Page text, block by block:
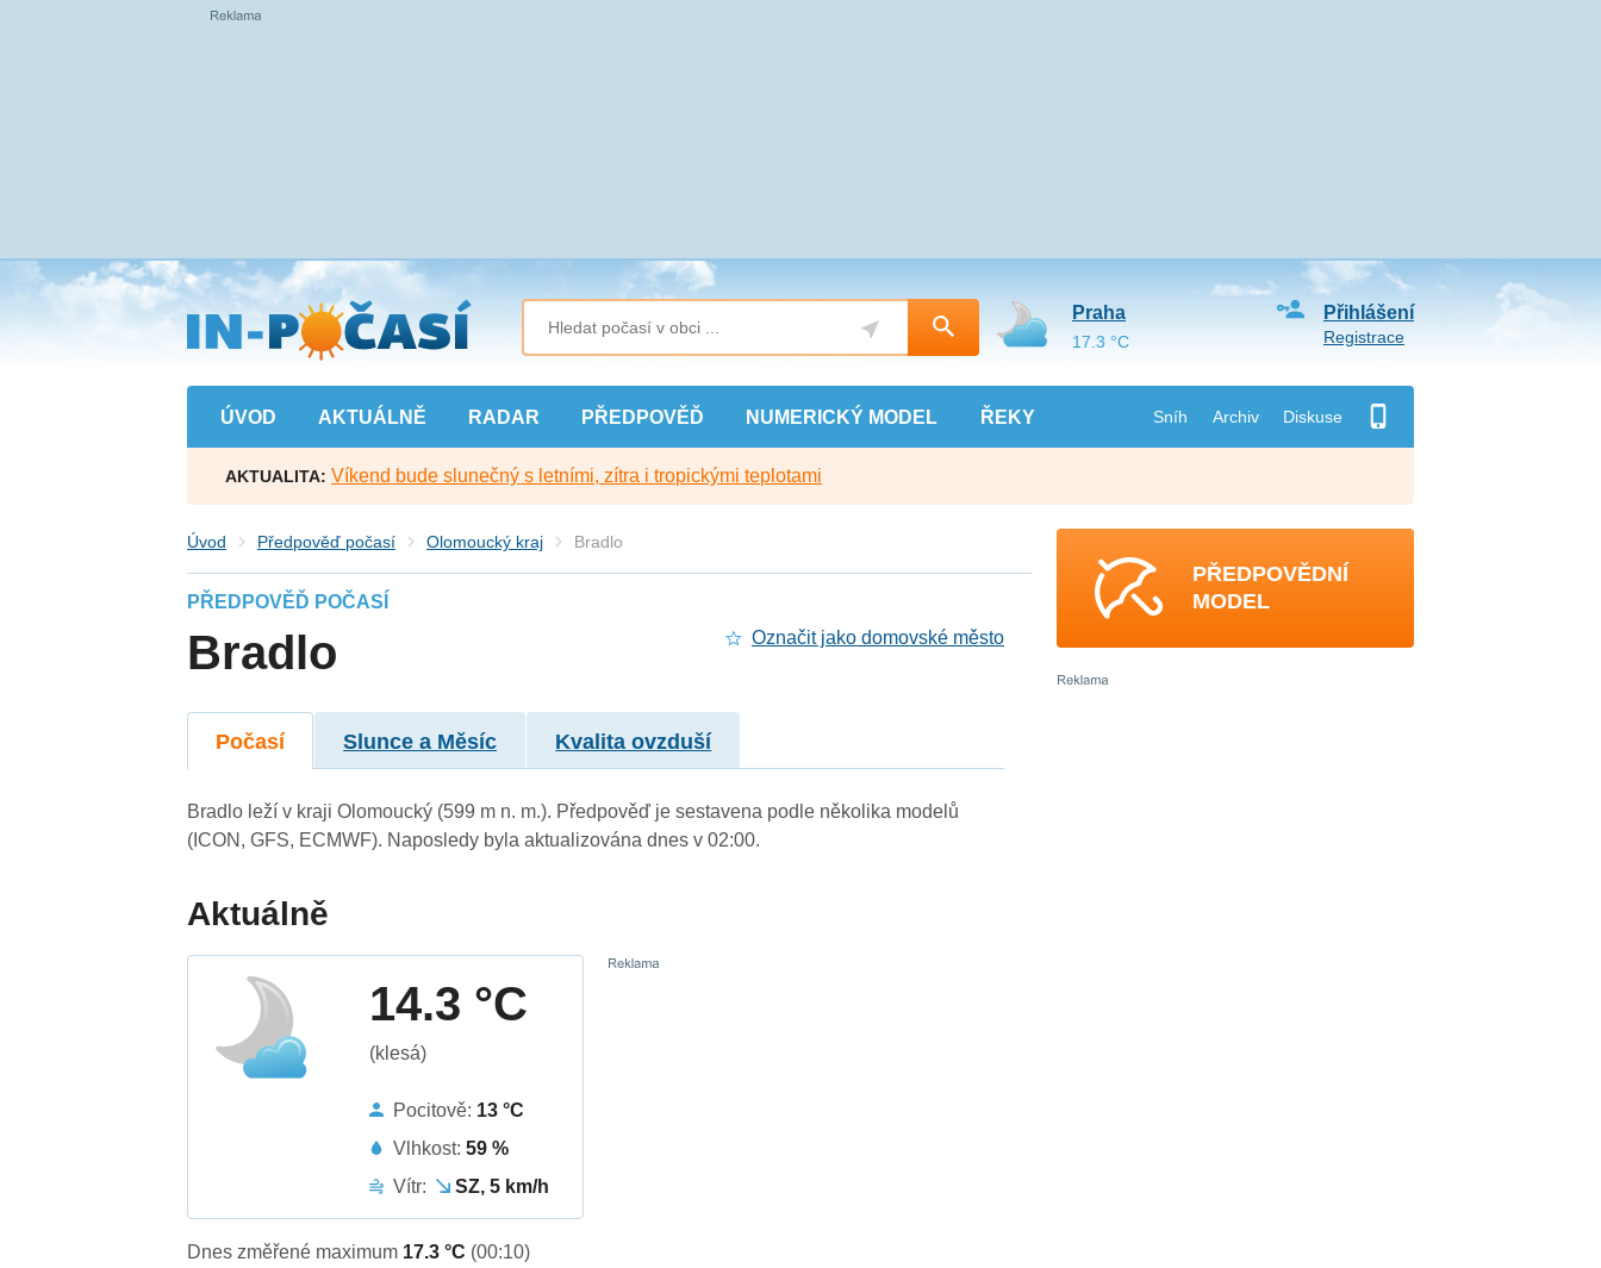
Přejít
na
hlavní
obsah
ÚVOD AKTUÁLNĚ RADAR PŘEDPOVĚĎ NUMERICKÝ MODEL ŘEKY Sníh Archiv Diskuse
Přihlášení
Registrace
Praha
17.3 °C
AKTUALITA: Víkend bude slunečný s letními, zítra i tropickými teplotami
Úvod Předpověď počasí Olomoucký kraj Bradlo
PŘEDPOVĚĎ POČASÍ
Bradlo Označit jako domovské město
Počasí Slunce a Měsíc Kvalita ovzduší
Bradlo leží v kraji Olomoucký (599 m n. m.). Předpověď je sestavena podle několika modelů
(ICON, GFS, ECMWF). Naposledy byla aktualizována dnes v 02:00.
Aktuálně
14.3 °C
(klesá)
Pocitově: 13 °C
Vlhkost:59 %
Vítr:
SZ, 5 km/h
Dnes změřené maximum 17.3 °C (00:10)
PŘEDPOVĚDNÍ
MODEL